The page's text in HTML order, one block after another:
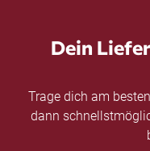
Dein
Trage dich am
dann